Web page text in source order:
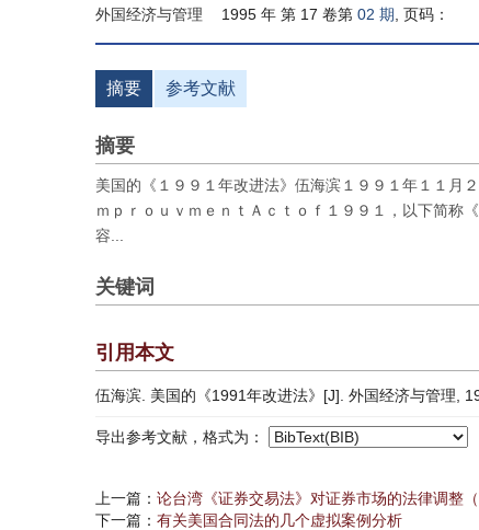
外国经济与管理 1995 年 第 17 卷第 02 期 , 页码：
摘要 参考文献
摘要
美国的《１９９１年改进法》伍海滨１９９１年１１月
ｍｐｒｏｕｖｍｅｎｔＡｃｔｏｆ１９９１，以下简称
容...
关键词
引用本文
伍海滨. 美国的《1991年改进法》[J]. 外国经济与管理,
导出参考文献，格式为：
上一篇： 论台湾《证券交易法》对证券市场的法律调整（
下一篇： 有关美国合同法的几个虚拟案例分析